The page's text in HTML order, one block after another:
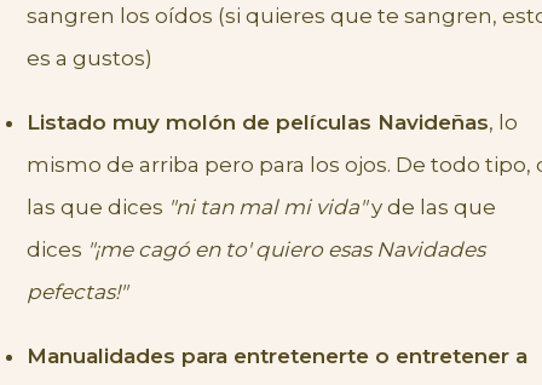
sangren los oídos (si quieres que te sangren,
es a gustos)
Listado muy molón de películas Navideñas, lo
mismo de arriba pero para los ojos. De todo tipo,
las que dices "ni tan mal mi vida"y de las que
dices "¡me cagó en to' quiero esas Navidades
pefectas!"
Manualidades para entretenerte o entretener a